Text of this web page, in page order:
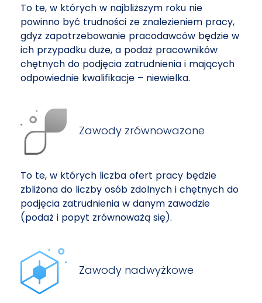
To te, w których w najbliższym roku nie
powinno być trudności ze znalezieniem pracy,
gdyż zapotrzebowanie pracodawców będzie w
ich przypadku duże, a podaż pracowników
chętnych do podjęcia zatrudnienia i mających
odpowiednie kwalifikacje – niewielka.
Zawody zrównoważone
To te, w których liczba ofert pracy będzie
zbliżona do liczby osób zdolnych i chętnych do
podjęcia zatrudnienia w danym zawodzie
(podaż i popyt zrównoważą się).
Zawody nadwyżkowe